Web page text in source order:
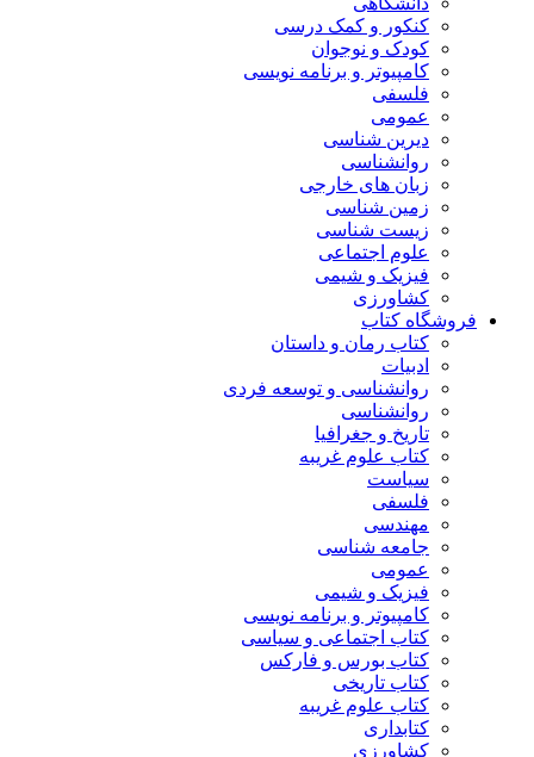
کنکور و کمک‌ درسی
کودک و نوجوان
کامپیوتر و برنامه نویسی
فلسفی
عمومی
دیرین شناسی
روانشناسی
زبان های خارجی
زمین شناسی
زیست شناسی
علوم اجتماعی
فیزیک و شیمی
کشاورزی
فروشگاه کتاب
کتاب رمان و داستان
ادبیات
روانشناسی و توسعه فردی
روانشناسی
تاریخ و جغرافیا
کتاب علوم غریبه
سیاست
فلسفی
مهندسی
جامعه شناسی
عمومی
فیزیک و شیمی
کامپیوتر و برنامه نویسی
کتاب اجتماعی و سیاسی
کتاب بورس و فارکس
کتاب تاریخی
کتاب علوم غریبه
کتابداری
کشاورزی